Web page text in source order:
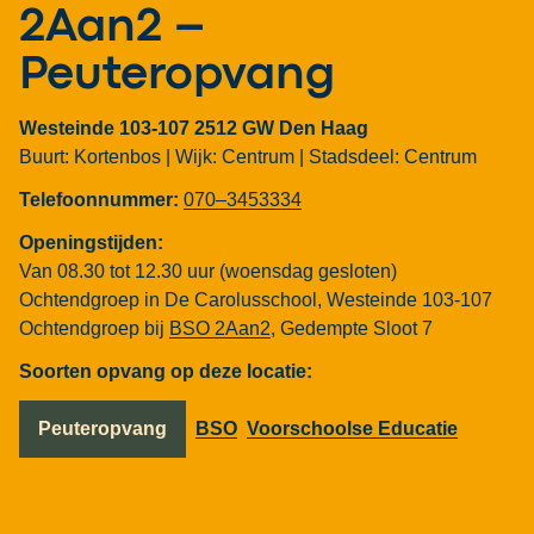
2Aan2 –
Peuteropvang
Westeinde 103-107 2512 GW Den Haag
Buurt: Kortenbos | Wijk: Centrum | Stadsdeel: Centrum
Telefoonnummer: 070–3453334
Openingstijden:
Van 08.30 tot 12.30 uur (woensdag gesloten)
Ochtendgroep in De Carolusschool, Westeinde 103-107
Ochtendgroep bij BSO 2Aan2, Gedempte Sloot 7
Soorten opvang op deze locatie:
Peuteropvang BSO Voorschoolse Educatie